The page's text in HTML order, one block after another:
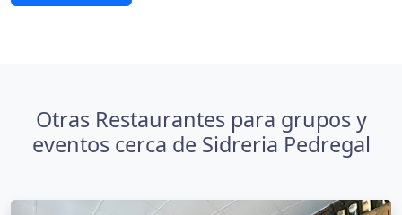
Otras Restaurantes para grupos y
eventos cerca de Sidreria Pedregal